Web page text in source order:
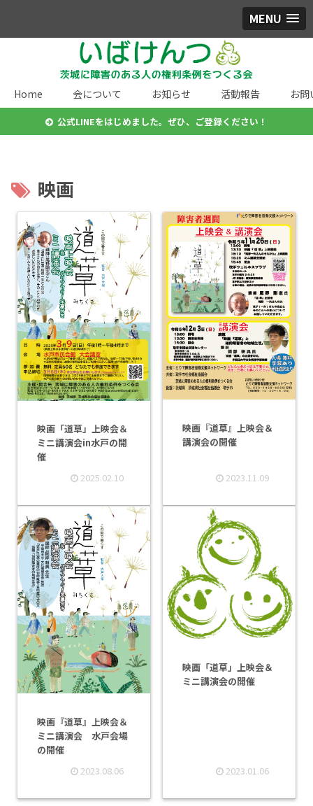
MENU
Home 会について お知らせ 活動報告 お
公式LINEをはじめました。ぜひ、ご登録ください！
映画
映画「道草」上映会＆
ミニ講演会in水戸の開
催
2025.02.10
映画『道草』上映会＆
講演会の開催
2023.11.09
映画『道草』上映会＆
ミニ講演会 水戸会場
の開催
2023.08.06
映画「道草」上映会＆
ミニ講演会の開催
2023.01.06